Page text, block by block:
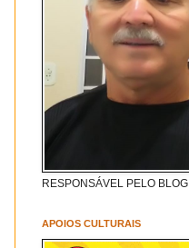
RESPONSÁVEL PELO BLOG
APOIOS CULTURAIS